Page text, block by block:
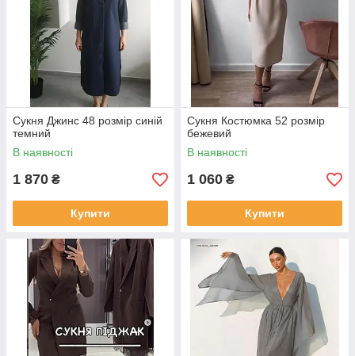
Сукня Джинс 48 розмір синій
темний
В наявності
1 870 ₴
Купити
Сукня Костюмка 52 розмір
бежевий
В наявності
1 060 ₴
Купити